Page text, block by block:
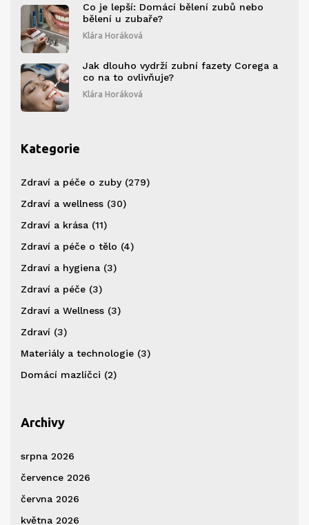
Co je lepší: Domácí bělení zubů nebo
bělení u zubaře?
Klára Horáková
Jak dlouho vydrží zubní fazety Corega a
co na to ovlivňuje?
Klára Horáková
Kategorie
Zdraví a péče o zuby (279)
Zdraví a wellness (30)
Zdraví a krása (11)
Zdraví a péče o tělo (4)
Zdraví a hygiena (3)
Zdraví a péče (3)
Zdraví a Wellness (3)
Zdraví (3)
Materiály a technologie (3)
Domácí mazlíčci (2)
Archivy
srpna 2026
července 2026
června 2026
května 2026